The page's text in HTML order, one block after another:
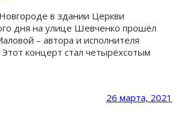
в здании Церкви
дня на улице Шевченко прошёл
– автора и исполнителя
Этот концерт стал четырёхсотым
26 марта, 2021